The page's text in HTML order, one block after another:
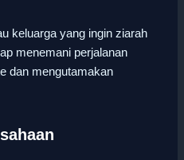
keluarga yang ingin ziarah
menemani perjalanan
dan mengutamakan